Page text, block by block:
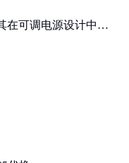
在可调电源设计中的